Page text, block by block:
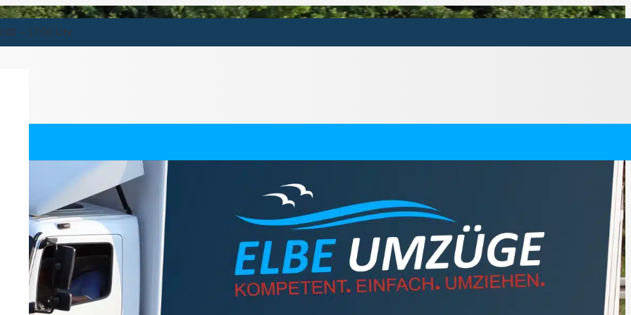
– 17:00 Uhr
In Der Nordheide
für Buchholz in der Nordheide.